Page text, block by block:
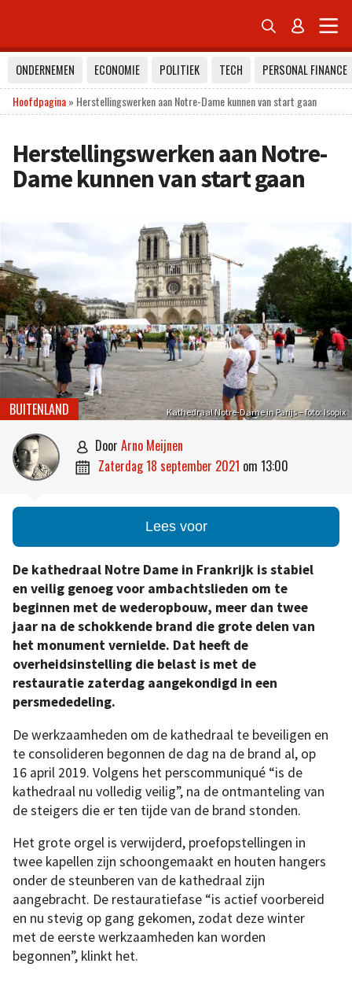
 
ONDERNEMEN ECONOMIE POLITIEK TECH
PERSONAL FINANCE
Hoofdpagina» Herstellingswerken aan Notre-Dame kunnen van start gaan
Herstellingswerken aan Notre-
Dame kunnen van start gaan
Kathedraal Notre-Dame in Parijs – foto: Isopix
BUITENLAND
 door Arno Meijnen
 zaterdag 18 september 2021 om 13:00
Lees voor
De kathedraal Notre Dame in Frankrijk is stabiel
en veilig genoeg voor ambachtslieden om te
beginnen met de wederopbouw, meer dan twee
jaar na de schokkende brand die grote delen van
het monument vernielde. Dat heeft de
overheidsinstelling die belast is met de
restauratie zaterdag aangekondigd in een
persmededeling.
De werkzaamheden om de kathedraal te beveiligen en
te consolideren begonnen de dag na de brand al, op
16 april 2019. Volgens het perscommuniqué “is de
kathedraal nu volledig veilig”, na de ontmanteling van
de steigers die er ten tijde van de brand stonden.
Het grote orgel is verwijderd, proefopstellingen in
twee kapellen zijn schoongemaakt en houten hangers
onder de steunberen van de kathedraal zijn
aangebracht. De restauratiefase “is actief voorbereid
en nu stevig op gang gekomen, zodat deze winter
met de eerste werkzaamheden kan worden
begonnen”, klinkt het.